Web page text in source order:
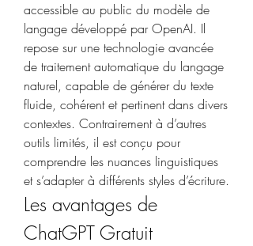
accessible au public du modèle de
langage développé par OpenAI. Il
repose sur une technologie avancée
de traitement automatique du langage
naturel, capable de générer du texte
fluide, cohérent et pertinent dans divers
contextes. Contrairement à d’autres
outils limités, il est conçu pour
comprendre les nuances linguistiques
et s’adapter à différents styles d’écriture.
Les avantages de
ChatGPT Gratuit